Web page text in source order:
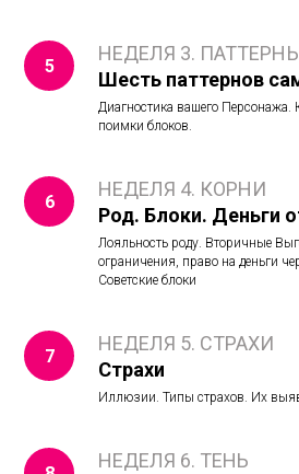
НЕДЕЛЯ 3.
Шесть паттернов
Диагностика вашего Персонажа.
поимки блоков.
НЕДЕЛЯ 4. КОРНИ
Род. Блоки. Деньги
Лояльность роду. Вторичные
ограничения, право на деньги
Советские блоки
НЕДЕЛЯ 5. СТРАХИ
Страхи
Иллюзии. Типы страхов. Их
НЕДЕЛЯ 6. ТЕНЬ